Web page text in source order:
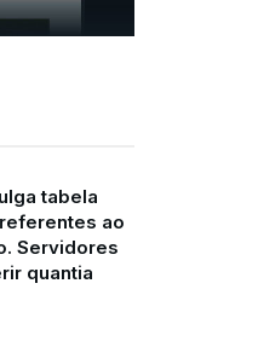
tabela
ao
Servidores
quantia